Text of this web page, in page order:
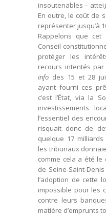
insoutenables –
En outre, le coût de
représenter jusqu’à
Rappelons que
Conseil
protéger les
recours intentés
info des 15 et 28
ayant fourni ces
c’est l’État, via la
investissements
l’essentiel des
risquait donc de
quelque 17 milliards
les tribunaux
comme cela a été
de Seine-Saint-
l’adoption de cette
impossible pour les
contre leurs
matière d’emprunts